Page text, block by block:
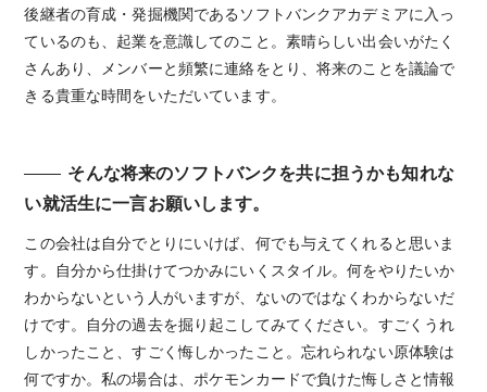
後継者の育成・発掘機関であるソフトバンクアカデミアに入っ
ているのも、起業を意識してのこと。素晴らしい出会いがたく
さんあり、メンバーと頻繁に連絡をとり、将来のことを議論で
きる貴重な時間をいただいています。
そんな将来のソフトバンクを共に担うかも知れな
い就活生に一言お願いします。
この会社は自分でとりにいけば、何でも与えてくれると思いま
す。自分から仕掛けてつかみにいくスタイル。何をやりたいか
わからないという人がいますが、ないのではなくわからないだ
けです。自分の過去を掘り起こしてみてください。すごくうれ
しかったこと、すごく悔しかったこと。忘れられない原体験は
何ですか。私の場合は、ポケモンカードで負けた悔しさと情報